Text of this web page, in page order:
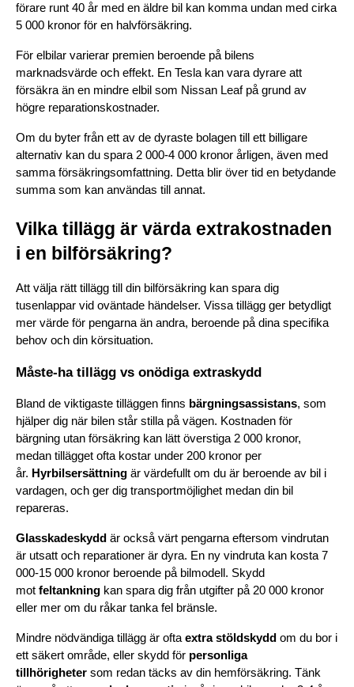
förare runt 40 år med en äldre bil kan komma undan med cirka
5 000 kronor för en halvförsäkring.
För elbilar varierar premien beroende på bilens
marknadsvärde och effekt. En Tesla kan vara dyrare att
försäkra än en mindre elbil som Nissan Leaf på grund av
högre reparationskostnader.
Om du byter från ett av de dyraste bolagen till ett billigare
alternativ kan du spara 2 000-4 000 kronor årligen, även med
samma försäkringsomfattning. Detta blir över tid en betydande
summa som kan användas till annat.
Vilka tillägg är värda extrakostnaden
i en bilförsäkring?
Att välja rätt tillägg till din bilförsäkring kan spara dig
tusenlappar vid oväntade händelser. Vissa tillägg ger betydligt
mer värde för pengarna än andra, beroende på dina specifika
behov och din körsituation.
Måste-ha tillägg vs onödiga extraskydd
Bland de viktigaste tilläggen finns bärgningsassistans, som
hjälper dig när bilen står stilla på vägen. Kostnaden för
bärgning utan försäkring kan lätt överstiga 2 000 kronor,
medan tillägget ofta kostar under 200 kronor per
år. Hyrbilsersättning är värdefullt om du är beroende av bil i
vardagen, och ger dig transportmöjlighet medan din bil
repareras.
Glasskadeskydd är också värt pengarna eftersom vindrutan
är utsatt och reparationer är dyra. En ny vindruta kan kosta 7
000-15 000 kronor beroende på bilmodell. Skydd
mot feltankning kan spara dig från utgifter på 20 000 kronor
eller mer om du råkar tanka fel bränsle.
Mindre nödvändiga tillägg är ofta extra stöldskydd om du bor i
ett säkert område, eller skydd för personliga
tillhörigheter som redan täcks av din hemförsäkring. Tänk